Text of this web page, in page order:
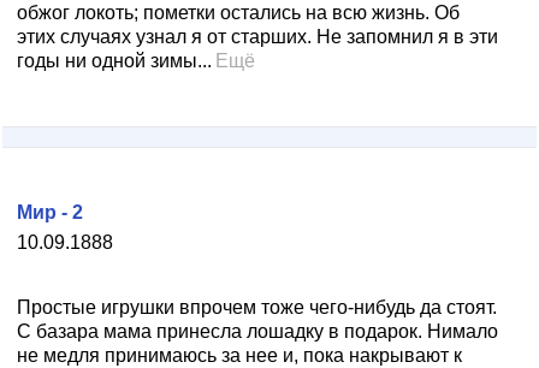
обжог локоть; пометки остались на всю жизнь. Об
этих случаях узнал я от старших. Не запомнил я в эти
годы ни одной зимы... Ещё
10.09.1888
Мир - 2
Простые игрушки впрочем тоже чего-нибудь да стоят.
С базара мама принесла лошадку в подарок. Нимало
не медля принимаюсь за нее и, пока накрывают к